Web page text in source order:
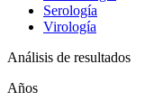
Serología
Virología
Análisis de resultados
Años